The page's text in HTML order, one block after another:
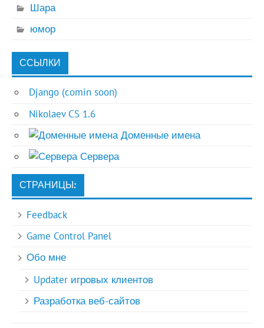
Шара
юмор
ССЫЛКИ
Django (comin soon)
Nikolaev CS 1.6
Доменные имена
Сервера
СТРАНИЦЫ:
Feedback
Game Control Panel
Обо мне
Updater игровых клиентов
Разработка веб-сайтов